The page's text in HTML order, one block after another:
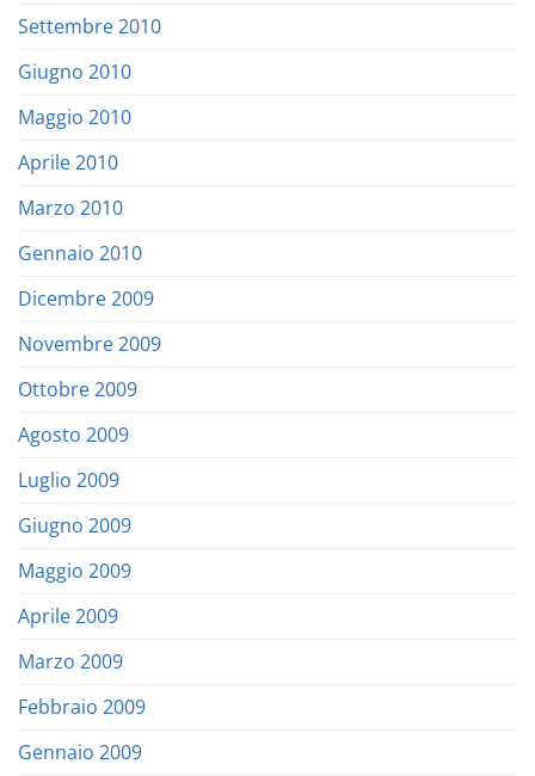
Settembre 2010
Giugno 2010
Maggio 2010
Aprile 2010
Marzo 2010
Gennaio 2010
Dicembre 2009
Novembre 2009
Ottobre 2009
Agosto 2009
Luglio 2009
Giugno 2009
Maggio 2009
Aprile 2009
Marzo 2009
Febbraio 2009
Gennaio 2009